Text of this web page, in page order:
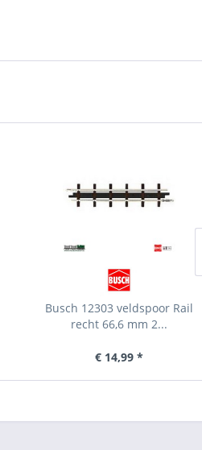
Busch 12303 veldspoor Rail
recht 66,6 mm 2...
€ 14,99 *